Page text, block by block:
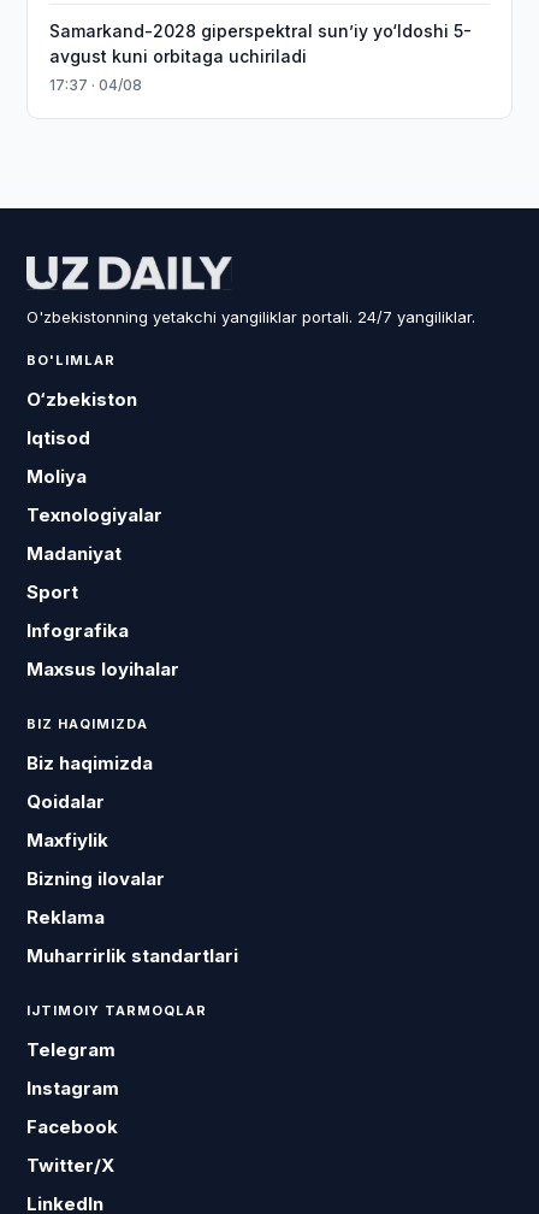
Samarkand-2028 giperspektral sun’iy yo‘ldoshi 5-
avgust kuni orbitaga uchiriladi
17:37 · 04/08
O'zbekistonning yetakchi yangiliklar portali. 24/7 yangiliklar.
BO'LIMLAR
O‘zbekiston
Iqtisod
Moliya
Texnologiyalar
Madaniyat
Sport
Infografika
Maxsus loyihalar
BIZ HAQIMIZDA
Biz haqimizda
Qoidalar
Maxfiylik
Bizning ilovalar
Reklama
Muharrirlik standartlari
IJTIMOIY TARMOQLAR
Telegram
Instagram
Facebook
Twitter/X
LinkedIn